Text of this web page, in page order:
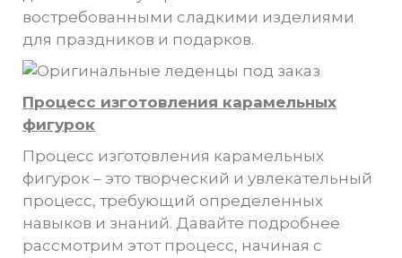
востребованными сладкими изделиями
для праздников и подарков.
Процесс изготовления карамельных
фигурок
Процесс изготовления карамельных
фигурок – это творческий и увлекательный
процесс, требующий определенных
навыков и знаний. Давайте подробнее
рассмотрим этот процесс, начиная с